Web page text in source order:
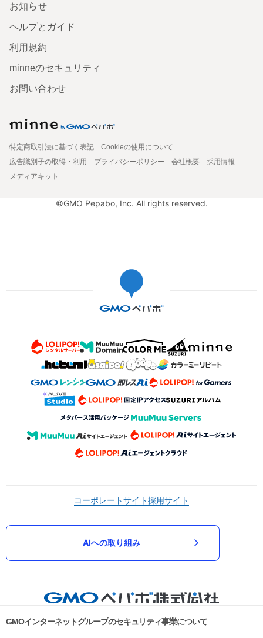
お知らせ
ヘルプとガイド
利用規約
minneのセキュリティ
お問い合わせ
特定商取引法に基づく表記
Cookieの使用について
広告識別子の取得・利用
プライバシーポリシー 会社概要
採用情報
メディアキット
©GMO Pepabo, Inc. All rights reserved.
コーポレートサイト採用サイト
AIへの取り組み
GMOインターネットグループのセキュリティ事業について